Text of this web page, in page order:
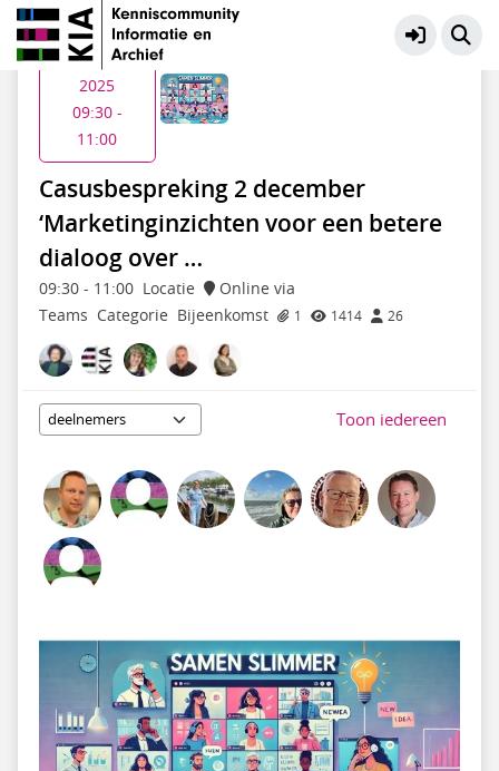
Samen Slimmer| casusbesprekingen Meer
Casusbespreking 2 december
‘Marketinginzichten voor een betere
dialoog over …
09:30- 11:00 Locatie
Online via
Teams Categorie Bijeenkomst 1 1414 26
Di 2 dec
2025
09:30 -
11:00
Toon iedereen